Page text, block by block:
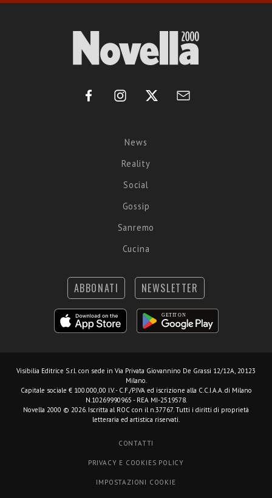
News
Reality
Social
Gossip
Sanremo
Cucina
ABBONATI NEWSLETTER
Visibilia Editrice S.r.l. con sede in Via Privata Giovannino De Grassi 12/12A, 20123
Milano.
Capitale sociale € 100.000,00 I.V. - C.F./P.IVA ed iscrizione alla C.C.I.A.A. di Milano
N.10269990965 - REA MI-2519578.
Novella 2000 © 2026. Iscritta al ROC con il n.37767. Tutti i diritti di proprietà
letteraria ed artistica riservati.
CONTATTI
PRIVACY E COOKIES POLICY
IMPOSTAZIONI COOKIE